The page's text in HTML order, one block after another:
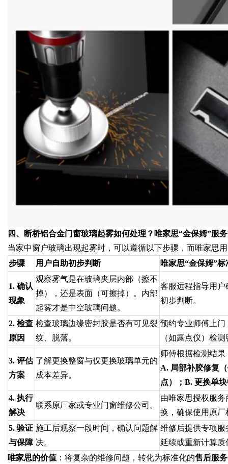
四、断桥铝合金门窗玻璃起雾如何处理？唯家思“金保姆”服
当家中窗户玻璃出现起雾时，可以遵循以下步骤，而唯家思
步骤
用户自助初步判断 唯家思“金保姆”
1. 确认
现象
观察雾气是在玻璃夹层内部（擦不
掉），还是表面（可擦掉）。内部
起雾才是中空玻璃问题。
客服远程指导用
初步判断。
2. 检查
原因
检查玻璃边缘密封胶是否有可见裂
纹、脱落。
预约专业师傅上
（如露点仪）检
3. 评估
方案
了解更换整窗与仅更换玻璃单元的
成本差异。
师傅根据检测结
A. 局部补胶修复
点）；B. 更换单
4. 执行
解决
联系原厂家或专业门窗维修公司。
由唯家思授权服
换，确保使用原
5. 验证
与保障
施工后观察一段时间，确认问题解
决。
维修后提供专项
延续或重新计算质
唯家思的价值 ：将复杂的维修问题，转化为标准化的售后服务